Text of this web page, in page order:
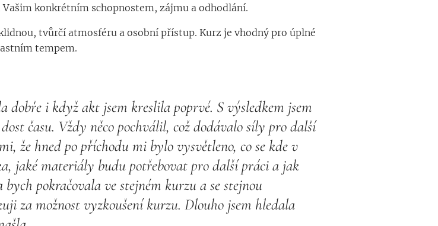
konkrétním schopnostem, zájmu a odhodlání.
tvůrčí atmosféru a osobní přístup. Kurz je vhodný pro úplné
tempem.
dobře i když akt jsem kreslila poprvé. S výsledkem jsem
času. Vždy něco pochválil, což dodávalo síly pro další
že hned po příchodu mi bylo vysvětleno, co se kde v
jaké materiály budu potřebovat pro další práci a jak
pokračovala ve stejném kurzu a se stejnou
za možnost vyzkoušení kurzu. Dlouho jsem hledala